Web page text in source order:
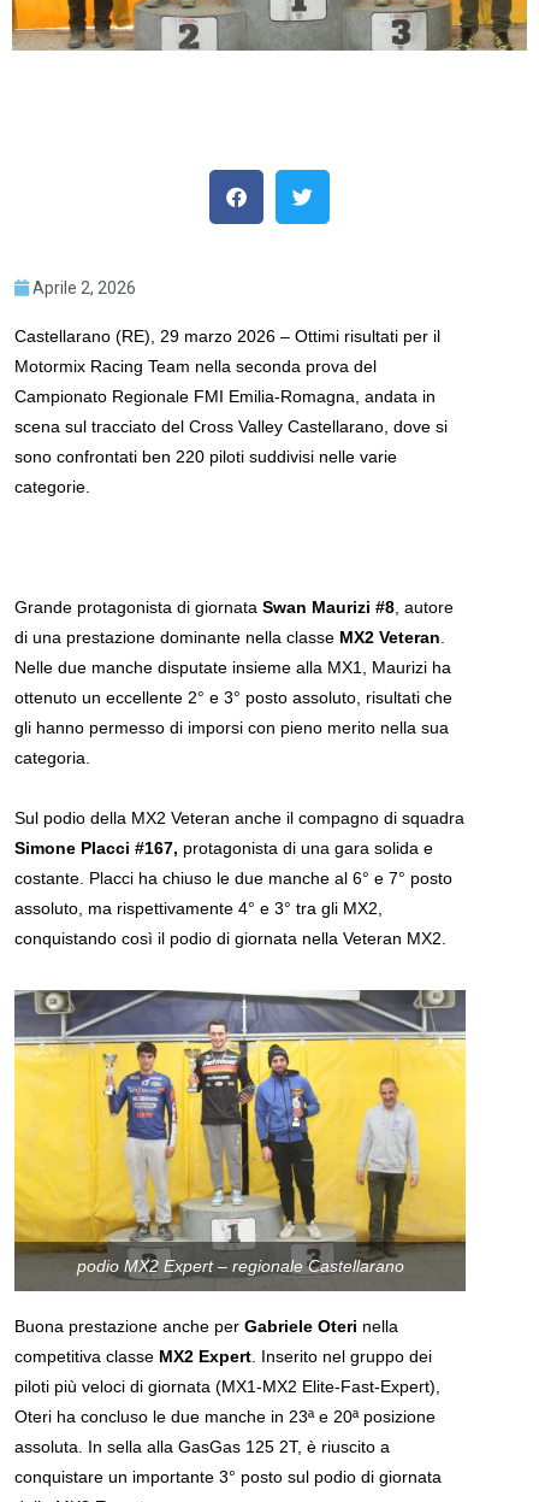
Aprile 2, 2026
Castellarano (RE), 29 marzo 2026 – Ottimi risultati per il
Motormix Racing Team nella seconda prova del
Campionato Regionale FMI Emilia-Romagna, andata in
scena sul tracciato del Cross Valley Castellarano, dove si
sono confrontati ben 220 piloti suddivisi nelle varie
categorie.
Grande protagonista di giornataSwan Maurizi #8 , autore
di una prestazione dominante nella classe MX2 Veteran
Nelle due manche disputate insieme alla MX1, Maurizi ha
ottenuto un eccellente 2° e 3° posto assoluto, risultati che
gli hanno permesso di imporsi con pieno merito nella sua
categoria.
Sul podio della MX2 Veteran anche il compagno di squadra
Simone Placci #167, protagonista di una gara solida e
costante. Placci ha chiuso le due manche al 6° e 7° posto
assoluto, ma rispettivamente 4° e 3° tra gli MX2,
conquistando così il podio di giornata nella Veteran MX2.
podio MX2 Expert – regionale Castellarano
Buona prestazione anche perGabriele Oteri nella
competitiva classe MX2 Expert . Inserito nel gruppo dei
piloti più veloci di giornata (MX1-MX2 Elite-Fast-Expert),
Oteri ha concluso le due manche in 23ª e 20ª posizione
assoluta. In sella alla GasGas 125 2T, è riuscito a
conquistare un importante 3° posto sul podio di giornata